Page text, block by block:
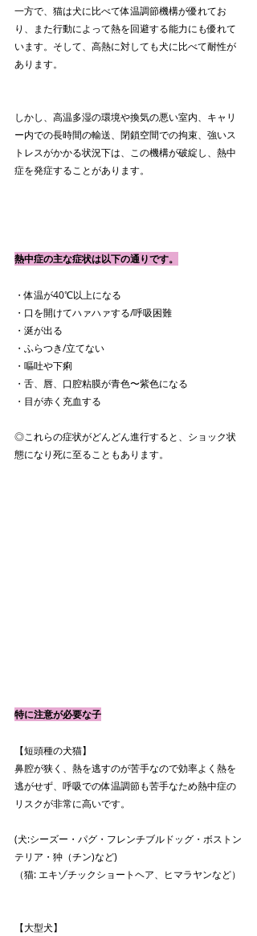
一方で、猫は犬に比べて体温調節機構が優れてお
り、また行動によって熱を回避する能力にも優れて
います。そして、高熱に対しても犬に比べて耐性が
あります。
しかし、高温多湿の環境や換気の悪い室内、キャリ
ー内での長時間の輸送、閉鎖空間での拘束、強いス
トレスがかかる状況下は、この機構が破綻し、熱中
症を発症することがあります。
熱中症の主な症状は以下の通りです。
・体温が40℃以上になる
・口を開けてハァハァする/呼吸困難
・涎が出る
・ふらつき/立てない
・嘔吐や下痢
・舌、唇、口腔粘膜が青色〜紫色になる
・目が赤く充血する
◎これらの症状がどんどん進行すると、ショック状
態になり死に至ることもあります。
特に注意が必要な子
【短頭種の犬猫】
鼻腔が狭く、熱を逃すのが苦手なので効率よく熱を
逃がせず、呼吸での体温調節も苦手なため熱中症の
リスクが非常に高いです。
(犬:シーズー・パグ・フレンチブルドッグ・ボストン
テリア・狆（チン)など)
（猫: エキゾチックショートヘア、ヒマラヤンなど）
【大型犬】